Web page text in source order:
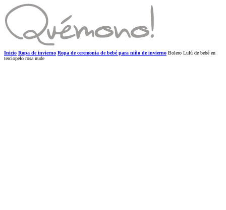
Inicio Ropa de invierno Ropa de ceremonia de bebé para niño de invierno Bolero Lulú de bebé en
terciopelo rosa nude